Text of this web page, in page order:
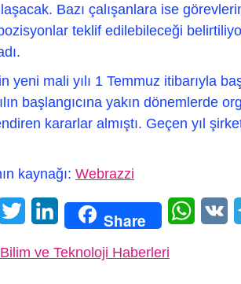
Bazı çalışanlara ise
teklif edilebileceği
yeni mali yılı 1 Temmuz itibarıyla
başlangıcına yakın dönemlerde
kararlar almıştı. Geçen yıl
kaynağı: Webrazzi
Twitter LinkedIn Share
Bilim ve Teknoloji Haberleri